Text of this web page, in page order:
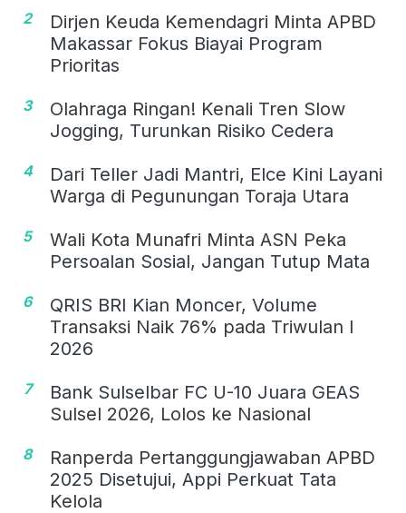
2
Dirjen Keuda Kemendagri Minta APBD
Makassar Fokus Biayai Program
Prioritas
3
Olahraga Ringan! Kenali Tren Slow
Jogging, Turunkan Risiko Cedera
4
Dari Teller Jadi Mantri, Elce Kini Layani
Warga di Pegunungan Toraja Utara
5
Wali Kota Munafri Minta ASN Peka
Persoalan Sosial, Jangan Tutup Mata
6
QRIS BRI Kian Moncer, Volume
Transaksi Naik 76% pada Triwulan I
2026
7
Bank Sulselbar FC U-10 Juara GEAS
Sulsel 2026, Lolos ke Nasional
8
Ranperda Pertanggungjawaban APBD
2025 Disetujui, Appi Perkuat Tata
Kelola